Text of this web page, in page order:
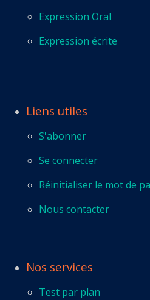
Expression Oral
Expression écrite
Liens utiles
S'abonner
Se connecter
Réinitialiser le mot de
Nous contacter
Nos services
Test par plan